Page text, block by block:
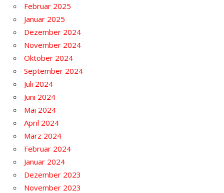
Februar 2025
Januar 2025
Dezember 2024
November 2024
Oktober 2024
September 2024
Juli 2024
Juni 2024
Mai 2024
April 2024
März 2024
Februar 2024
Januar 2024
Dezember 2023
November 2023